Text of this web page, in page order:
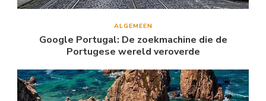
ALGEMEEN
Google Portugal: De zoekmachine die de
Portugese wereld veroverde